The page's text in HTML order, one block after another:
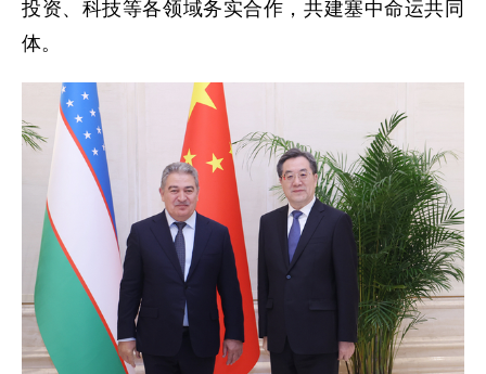
投资、科技等各领域务实合作，共建塞中命运共同
体。